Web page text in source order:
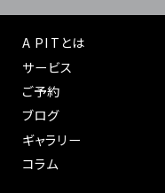
A PITとは
サービス
ご予約
ブログ
ギャラリー
コラム